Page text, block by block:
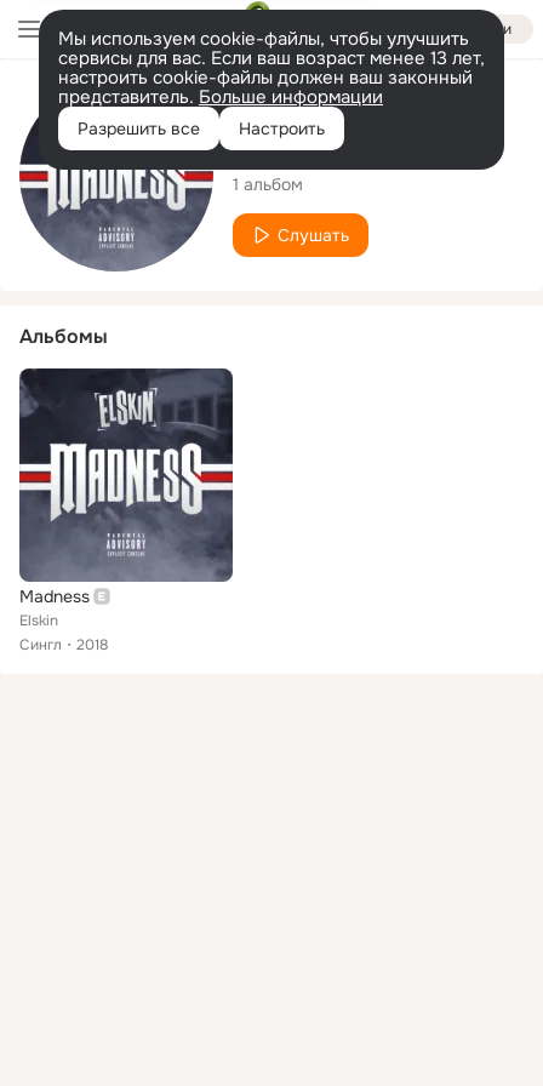
Войти
Мы используем cookie-файлы, чтобы улучшить
сервисы для вас. Если ваш возраст менее 13 лет,
настроить cookie-файлы должен ваш законный
представитель. Больше информации
Разрешить все Настроить
Исполнитель
Elskin
1 альбом
Слушать
Альбомы
Madness
Elskin
Сингл
2018